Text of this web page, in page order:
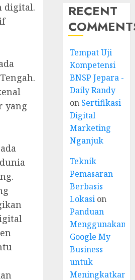
digital.
yang
RECENT
Tempat Uji
Kompetensi
BNSP Jepara -
Daily Randy
on Sertifikasi
Digital
Marketing
Nganjuk
Teknik
Pemasaran
Berbasis
Lokasi on
Panduan
Menggunakan
Google My
Business
untuk
Meningkatkan